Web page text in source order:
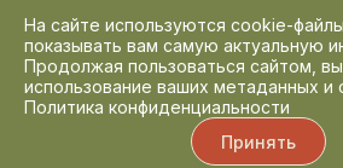
На сайте используются cookie-
показывать вам самую актуальную
Продолжая пользоваться сайтом,
использование ваших метаданных и
Политика конфиденциальности
Принять